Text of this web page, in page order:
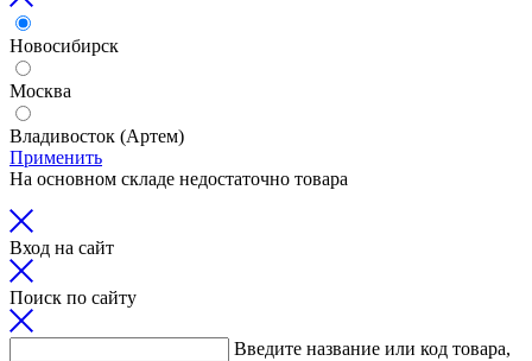
Новосибирск
Москва
Владивосток (Артем)
Применить
На основном складе недостаточно товара
Вход на сайт
Поиск по сайту
Введите название или код товара,